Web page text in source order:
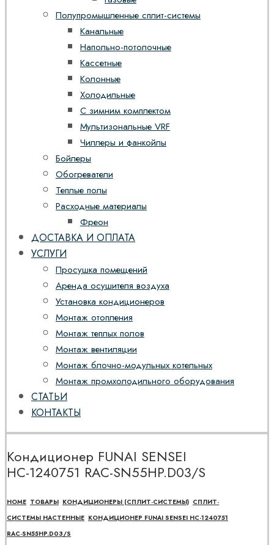
Полупромышленные сплит-системы
Канальные
Напольно-потолочные
Кассетные
Колонные
Холодильные
С зимним комплектом
Мультизональные VRF
Чиллеры и фанкойлы
Бойлеры
Обогреватели
Теплые полы
Расходные материалы
Фреон
ДОСТАВКА И ОПЛАТА
УСЛУГИ
Просушка помещений
Аренда осушителя воздуха
Установка кондиционеров
Монтаж отопления
Монтаж теплых полов
Монтаж вентиляции
Монтаж блочно-модульных котельных
Монтаж промхолодильного оборудования
СТАТЬИ
КОНТАКТЫ
Кондиционер FUNAI SENSEI
НС-1240751 RAC-SN55HP.D03/S
HOME ТОВАРЫ КОНДИЦИОНЕРЫ (СПЛИТ-СИСТЕМЫ) СПЛИТ-
СИСТЕМЫ НАСТЕННЫЕ КОНДИЦИОНЕР FUNAI SENSEI НС-1240751
RAC-SN55HP.D03/S